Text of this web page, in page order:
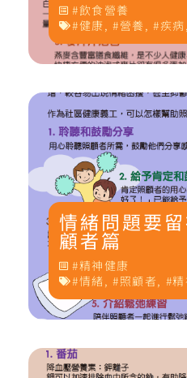
飲食營養
健康, 營養 , 疾病
情緒問題要
顧者篇
精神健康
情緒, 照顧者,